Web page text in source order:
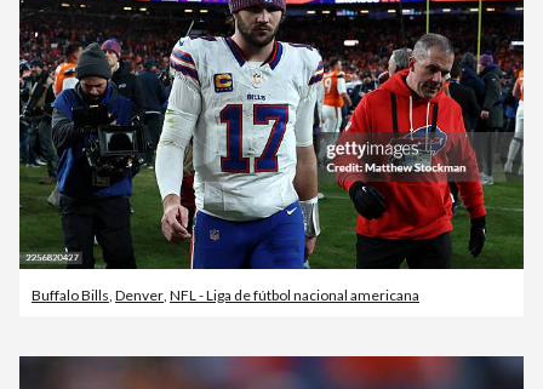
Buffalo Bills Denver NFL - Liga de fútbol nacional americana